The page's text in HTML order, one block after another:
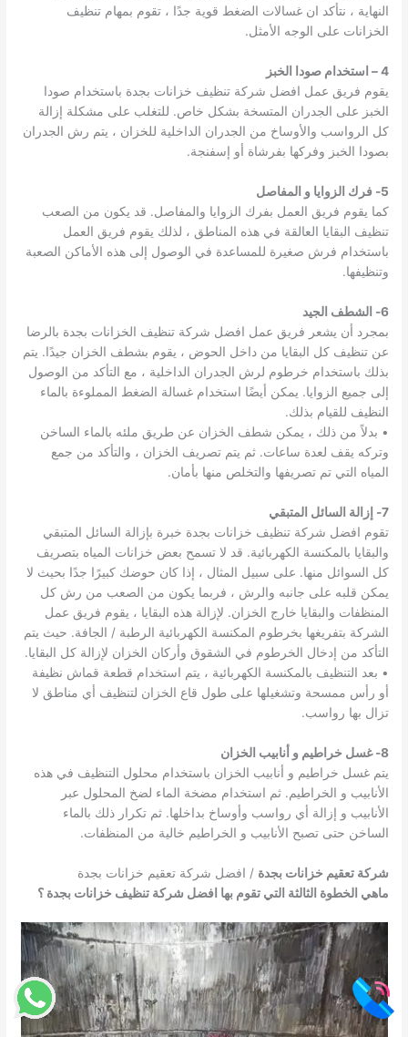
النهاية ، نتأكد ان غسالات الضغط قوية جدًا ، تقوم بمهام تنظيف
الخزانات على الوجه الأمثل.
4 – استخدام صودا الخبز
يقوم فريق عمل افضل شركة تنظيف خزانات بجدة باستخدام صودا
الخبز على الجدران المتسخة بشكل خاص. للتغلب على مشكلة إزالة
كل الرواسب والأوساخ من الجدران الداخلية للخزان ، يتم رش الجدران
بصودا الخبز وفركها بفرشاة أو إسفنجة.
5- فرك الزوايا و المفاصل
كما يقوم فريق العمل بفرك الزوايا والمفاصل. قد يكون من الصعب
تنظيف البقايا العالقة في هذه المناطق ، لذلك يقوم فريق العمل
باستخدام فرش صغيرة للمساعدة في الوصول إلى هذه الأماكن الصعبة
وتنظيفها.
6- الشطف الجيد
بمجرد أن يشعر فريق عمل افضل شركة تنظيف الخزانات بجدة بالرضا
عن تنظيف كل البقايا من داخل الحوض ، يقوم بشطف الخزان جيدًا. يتم
بذلك باستخدام خرطوم لرش الجدران الداخلية ، مع التأكد من الوصول
إلى جميع الزوايا. يمكن أيضًا استخدام غسالة الضغط المملوءة بالماء
النظيف للقيام بذلك.
• بدلاً من ذلك ، يمكن شطف الخزان عن طريق ملئه بالماء الساخن
وتركه يقف لعدة ساعات. ثم يتم تصريف الخزان ، والتأكد من جمع
المياه التي تم تصريفها والتخلص منها بأمان.
7- إزالة السائل المتبقي
تقوم افضل شركة تنظيف خزانات بجدة خبرة بإزالة السائل المتبقي
والبقايا بالمكنسة الكهربائية. قد لا تسمح بعض خزانات المياه بتصريف
كل السوائل منها. على سبيل المثال ، إذا كان حوضك كبيرًا جدًا بحيث لا
يمكن قلبه على جانبه والرش ، فربما يكون من الصعب من رش كل
المنظفات والبقايا خارج الخزان. لإزالة هذه البقايا ، يقوم فريق عمل
الشركة بتفريغها بخرطوم المكنسة الكهربائية الرطبة / الجافة. حيث يتم
التأكد من إدخال الخرطوم في الشقوق وأركان الخزان لإزالة كل البقايا.
• بعد التنظيف بالمكنسة الكهربائية ، يتم استخدام قطعة قماش نظيفة
أو رأس ممسحة وتشغيلها على طول قاع الخزان لتنظيف أي مناطق لا
تزال بها رواسب.
8- غسل خراطيم و أنابيب الخزان
يتم غسل خراطيم و أنابيب الخزان باستخدام محلول التنظيف في هذه
الأنابيب و الخراطيم. ثم استخدام مضخة الماء لضخ المحلول عبر
الأنابيب و إزالة أي رواسب وأوساخ بداخلها. ثم تكرار ذلك بالماء
الساخن حتى تصبح الأنابيب و الخراطيم خالية من المنظفات.
شركة تعقيم خزانات بجدة / افضل شركة تعقيم خزانات بجدة
ماهي الخطوة الثالثة التي تقوم بها افضل شركة تنظيف خزانات بجدة ؟